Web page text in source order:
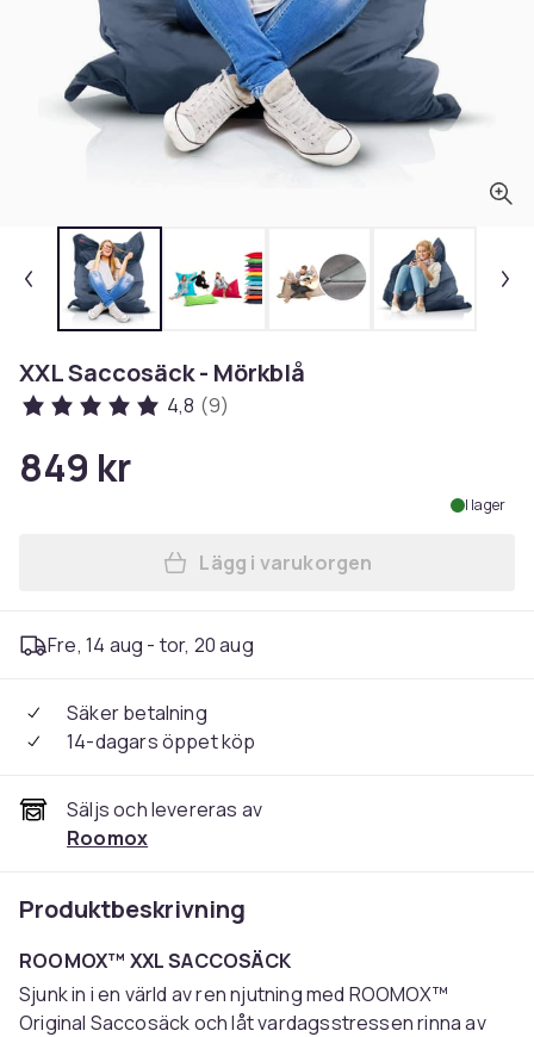
XXL Saccosäck - Mörkblå
4,8 (9)
849 kr
I lager
Lägg till XXL Saccosäck -
Lägg i varukorgen
Fre, 14 aug - tor, 20 aug
Säker betalning
14-dagars öppet köp
Säljs och levereras av
Roomox
Produktbeskrivning
ROOMOX™ XXL SACCOSÄCK
Sjunk in i en värld av ren njutning med ROOMOX™
Original Saccosäck och låt vardagsstressen rinna av